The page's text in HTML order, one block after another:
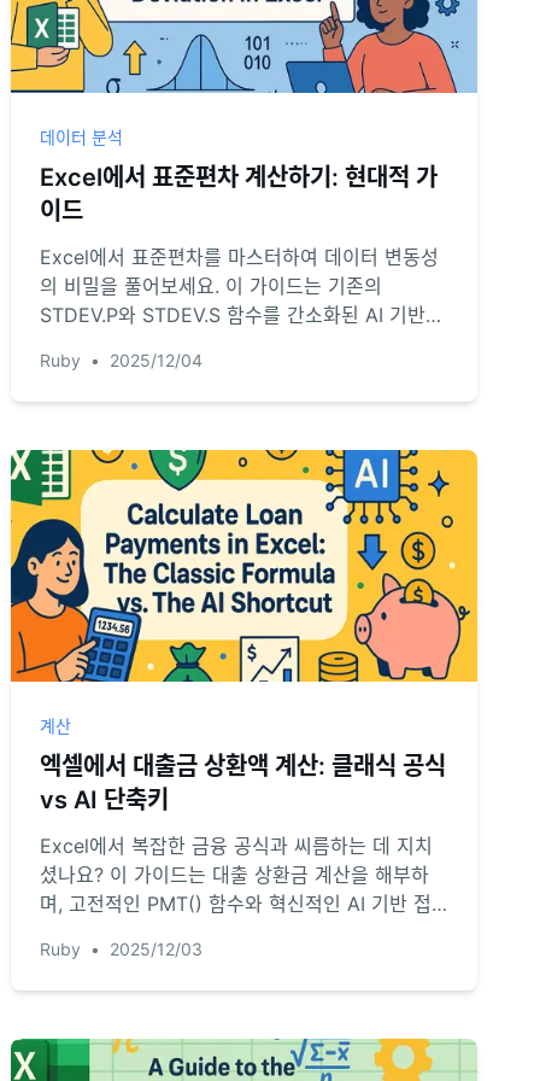
데이터 분석
Excel에서 표준편차 계산하기: 현대적 가
이드
Excel에서 표준편차를 마스터하여 데이터 변동성
의 비밀을 풀어보세요. 이 가이드는 기존의
STDEV.P와 STDEV.S 함수를 간소화된 AI 기반
의 접근법을 선택하는 데 도움을 줍니다.
Ruby • 2025/12/04
계산
엑셀에서 대출금 상환액 계산: 클래식 공식
vs AI 단축키
Excel에서 복잡한 금융 공식과 씨름하는 데 지치
셨나요? 이 가이드는 대출 상환금 계산을 해부하
며, 고전적인 PMT() 함수와 혁신적인 AI 기반 접
및 보고 관리 방법을 발견하세요.
Ruby • 2025/12/03